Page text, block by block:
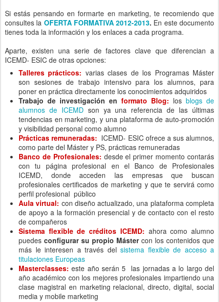
Si estás pensando en formarte en marketing, te recomiendo que
consultes la OFERTA FORMATIVA 2012-2013. En este documento
tienes toda la información y los enlaces a cada programa.
Aparte, existen una serie de factores clave que diferencian a
ICEMD- ESIC de otras opciones:
Talleres prácticos: varias clases de los Programas Máster
son sesiones de trabajo intensivo para los alumnos, para
poner en práctica directamente los conocimientos adquiridos
Trabajo de investigación en formato Blog: los blogs de
alumnos de ICEMDson ya una referencia de las últimas
tendencias en marketing, y una plataforma de auto-promoción
y visibilidad personal como alumno
Prácticas remuneradas: ICEMD- ESIC ofrece a sus alumnos,
como parte del Máster y PS, prácticas remuneradas
Banco de Profesionales: desde el primer momento contarás
con tu página profesional en el Banco de Profesionales
ICEMD, donde acceden las empresas que buscan
profesionales certificados de marketing y que te servirá como
perfil profesional público
Aula virtual: con diseño actualizado, una plataforma completa
de apoyo a la formación presencial y de contacto con el resto
de compañeros
Sistema flexible de créditos ICEMD: ahora como alumno
puedes configurar su propio Mástercon los contenidos que
más le interesen a través del sistema flexible de acceso a
titulaciones Europeas
Masterclasses: este año serán 5 las jornadas a lo largo del
año académico con los mejores profesionales impartiendo una
clase magistral en marketing relacional, directo, digital, social
media y mobile marketing